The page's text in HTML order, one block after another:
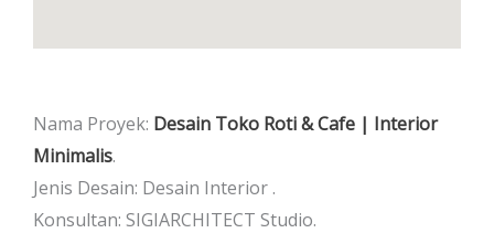
Nama Proyek: Desain Toko Roti & Cafe | Interior
Minimalis.
Jenis Desain: Desain Interior .
Konsultan: SIGIARCHITECT Studio.